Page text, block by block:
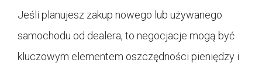
Jeśli planujesz zakup nowego lub używanego
samochodu od dealera, to negocjacje mogą być
kluczowym elementem oszczędności pieniędzy i